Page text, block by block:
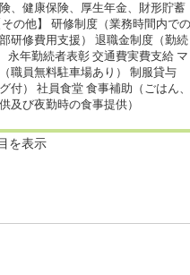
、健康保険、厚生年金、財形貯蓄
その他】 研修制度（業務時間内での
研修費用支援） 退職金制度（勤続
永年勤続者表彰 交通費実費支給 マ
職員無料駐車場あり） 制服貸与
グ付） 社員食堂 食事補助（ごはん、
及び夜勤時の食事提供）
を表示